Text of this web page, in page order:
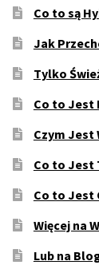
Co to są
Jak
Tylko
Co to Jest
Czym Jest
Co to Jest
Co to Jest
Więcej na
Lub na